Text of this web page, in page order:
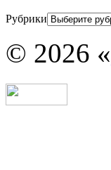
Рубрики
© 2026 «